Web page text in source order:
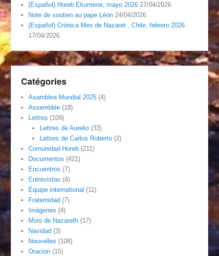
(Español) Horeb Ekumene, mayo 2026 27/04/2026
Note de soutien au pape Léon 24/04/2026
(Español) Crónica Mes de Nazaret , Chile, febrero 2026
17/04/2026
Catégories
Asamblea Mundial 2025 (4)
Assemblée (18)
Lettres (109)
Lettres de Aurelio(33)
Lettres de Carlos Roberto(2)
Comunidad Horeb (211)
Documentos (421)
Encuentros (7)
Entrevistas (4)
Équipe international (11)
Fraternidad (7)
Imágenes (4)
Mois de Nazareth (17)
Navidad (3)
Nouvelles (108)
Oracion (15)